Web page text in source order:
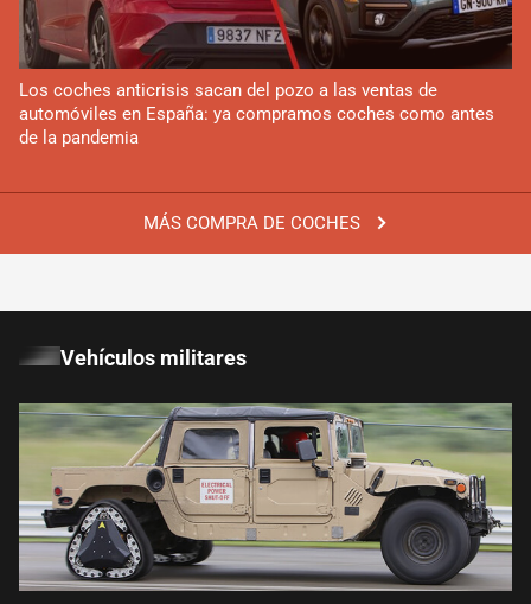
MÁS COMPRA DE COCHES
Los coches anticrisis sacan del pozo a las ventas de
automóviles en España: ya compramos coches como antes
de la pandemia
Vehículos militares